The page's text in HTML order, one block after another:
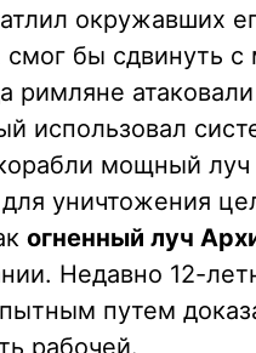
окружавших
бы сдвинуть
римляне
использовал
мощный луч
уничтожения
огненный луч
Недавно 12-
путем
рабочей.